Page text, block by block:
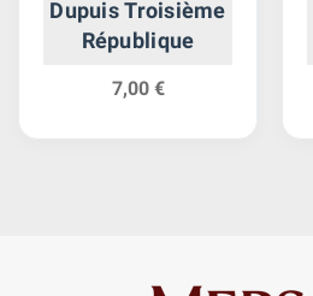
Dupuis Troisième
République
7,00 €